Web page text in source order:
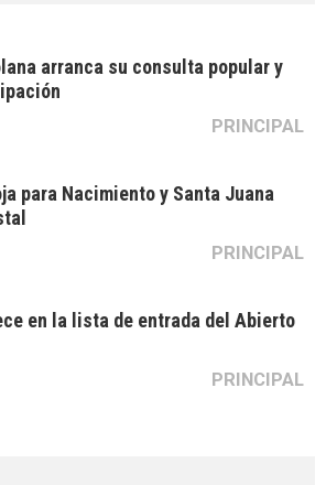
arranca su consulta popular y
PRINCIPAL
para Nacimiento y Santa Juana
PRINCIPAL
en la lista de entrada del Abierto
PRINCIPAL